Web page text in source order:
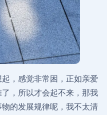
，感觉非常困，正如亲爱
，所以才会起不来，那我
的发展规律呢，我不太清